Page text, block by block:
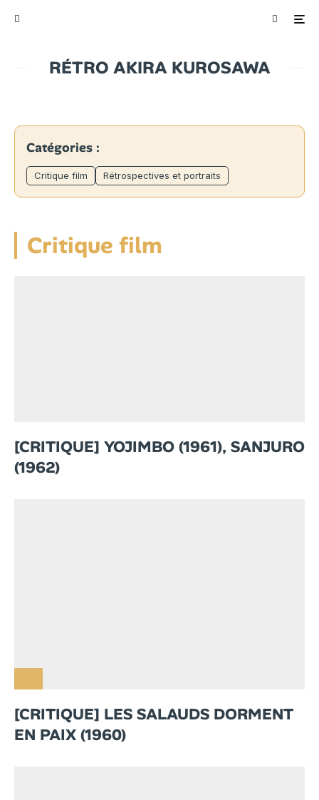
RÉTRO AKIRA KUROSAWA
Catégories :
Critique film Rétrospectives et portraits
Critique film
[CRITIQUE] YOJIMBO (1961), SANJURO
(1962)
[CRITIQUE] LES SALAUDS DORMENT
EN PAIX (1960)